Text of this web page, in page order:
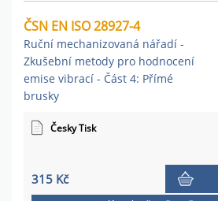
ČSN EN ISO 28927-4
Ruční mechanizovaná nářadí -
Zkušební metody pro hodnocení
emise vibrací - Část 4: Přímé
brusky
Česky Tisk
315 Kč